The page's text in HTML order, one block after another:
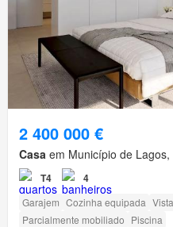
2 400 000 €
Casa em Município de
T4 4
Garajem Cozinha equipada
Parcialmente mobiliado Piscina